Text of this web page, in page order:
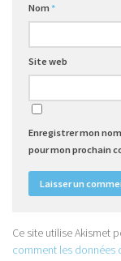
Nom *
Site web
Enregistrer mon
pour mon prochain
Ce site utilise Akismet
comment les données